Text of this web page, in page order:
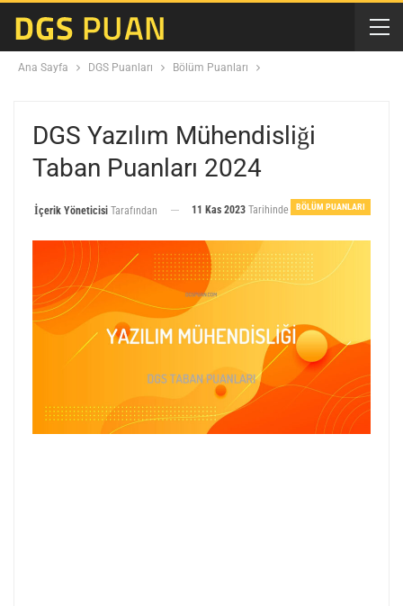
Ana Sayfa DGS Puanları Bölüm Puanları
DGS Yazılım Mühendisliği
Taban Puanları 2024
BÖLÜM PUANLARI
İçerik Yöneticisi Tarafından 11 Kas 2023 Tarihinde